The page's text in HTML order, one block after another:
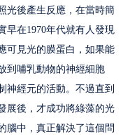
後產生反應，在當時簡
早在1970年代就有人發現
可見光的膜蛋白，如果能
到哺乳動物的神經細胞
神經元的活動。不過直到
展後，才成功將綠藻的光
腦中，真正解決了這個問